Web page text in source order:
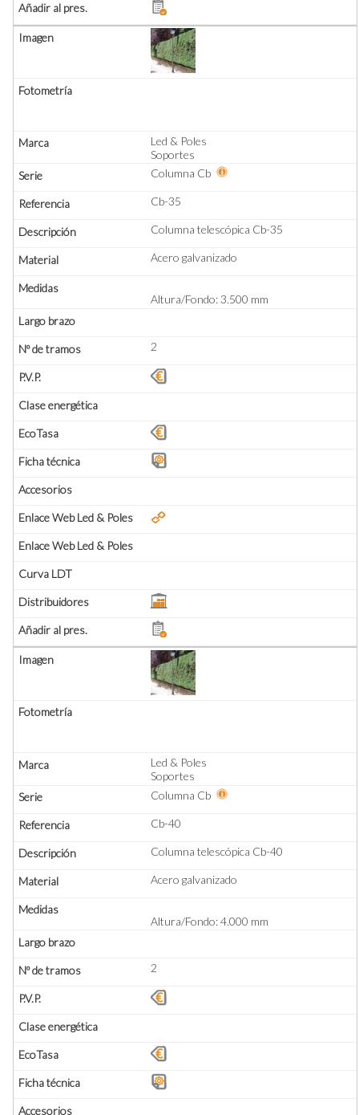
Led & Poles
Soportes
Columna Cb
Cb-35
Columna telescópica Cb-35
Acero galvanizado
Altura/Fondo: 3.500 mm
2
Led & Poles
Soportes
Columna Cb
Cb-40
Columna telescópica Cb-40
Acero galvanizado
Altura/Fondo: 4.000 mm
2